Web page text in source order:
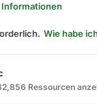
Informationen
Wie habe
Ressourcen